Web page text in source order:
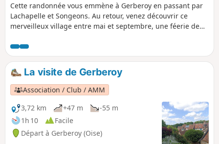
Cette randonnée vous emmène à Gerberoy en passant par
Lachapelle et Songeons. Au retour, venez découvrir ce
merveilleux village entre mai et septembre, une féerie de
découvertes.
La visite de Gerberoy
Association / Club / AMM
3,72 km
+47 m
-55 m
1h 10
Facile
Départ à Gerberoy (Oise)